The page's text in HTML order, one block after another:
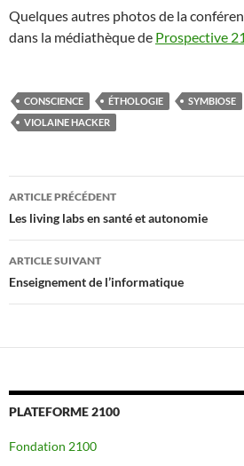
Quelques autres photos de la
dans la médiathèque de Prospective
CONSCIENCE ÉTHOLOGIE SYMBIOSE
VIOLAINE HACKER
Navigation
des
articles
ARTICLE PRÉCÉDENT
Les living labs en santé et autonomie
ARTICLE SUIVANT
Enseignement de l’informatique
PLATEFORME 2100
Fondation 2100